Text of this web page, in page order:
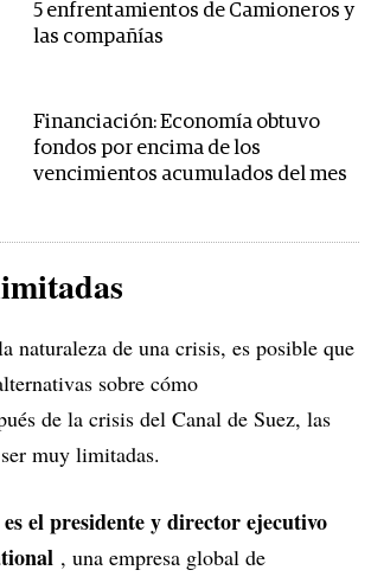
5 enfrentamientos de Camioneros y
las compañías
Financiación: Economía obtuvo
fondos por encima de los
vencimientos acumulados del mes
naturaleza de una crisis, es posible que
sobre cómo
de la crisis del Canal de Suez, las
muy limitadas.
el presidente y director ejecutivo
, una empresa global de